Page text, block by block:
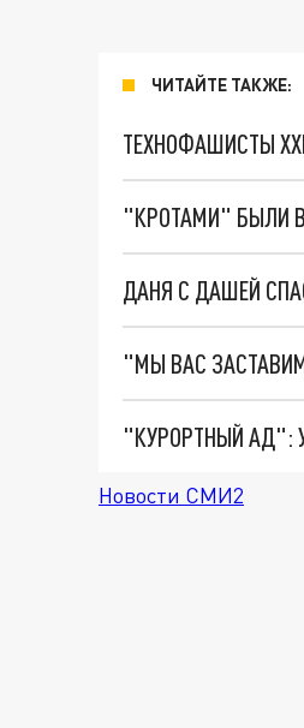
ЧИТАЙТЕ ТАКЖЕ:
ТЕХНОФАШИСТЫ
"КРОТАМИ" БЫЛИ
ДАНЯ С ДАШЕЙ
"КУРОРТНЫЙ АД":
Новости СМИ2